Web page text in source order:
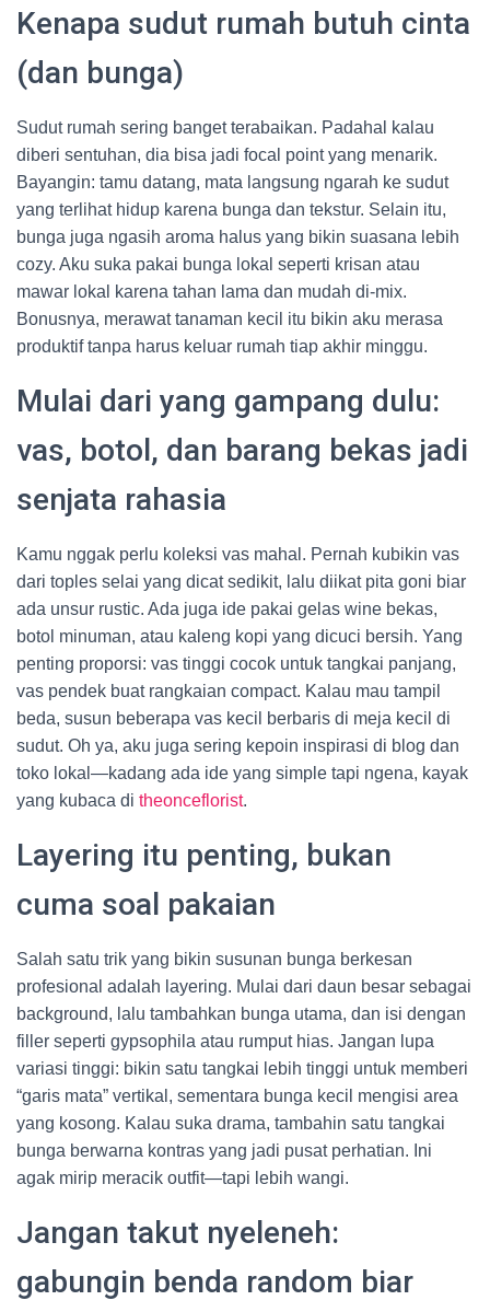
Kenapa sudut rumah butuh cinta
(dan bunga)
Sudut rumah sering banget terabaikan. Padahal kalau
diberi sentuhan, dia bisa jadi focal point yang menarik.
Bayangin: tamu datang, mata langsung ngarah ke sudut
yang terlihat hidup karena bunga dan tekstur. Selain itu,
bunga juga ngasih aroma halus yang bikin suasana lebih
cozy. Aku suka pakai bunga lokal seperti krisan atau
mawar lokal karena tahan lama dan mudah di-mix.
Bonusnya, merawat tanaman kecil itu bikin aku merasa
produktif tanpa harus keluar rumah tiap akhir minggu.
Mulai dari yang gampang dulu:
vas, botol, dan barang bekas jadi
senjata rahasia
Kamu nggak perlu koleksi vas mahal. Pernah kubikin vas
dari toples selai yang dicat sedikit, lalu diikat pita goni biar
ada unsur rustic. Ada juga ide pakai gelas wine bekas,
botol minuman, atau kaleng kopi yang dicuci bersih. Yang
penting proporsi: vas tinggi cocok untuk tangkai panjang,
vas pendek buat rangkaian compact. Kalau mau tampil
beda, susun beberapa vas kecil berbaris di meja kecil di
sudut. Oh ya, aku juga sering kepoin inspirasi di blog dan
toko lokal—kadang ada ide yang simple tapi ngena, kayak
yang kubaca di theonceflorist.
Layering itu penting, bukan
cuma soal pakaian
Salah satu trik yang bikin susunan bunga berkesan
profesional adalah layering. Mulai dari daun besar sebagai
background, lalu tambahkan bunga utama, dan isi dengan
filler seperti gypsophila atau rumput hias. Jangan lupa
variasi tinggi: bikin satu tangkai lebih tinggi untuk memberi
“garis mata” vertikal, sementara bunga kecil mengisi area
yang kosong. Kalau suka drama, tambahin satu tangkai
bunga berwarna kontras yang jadi pusat perhatian. Ini
agak mirip meracik outfit—tapi lebih wangi.
Jangan takut nyeleneh:
gabungin benda random biar